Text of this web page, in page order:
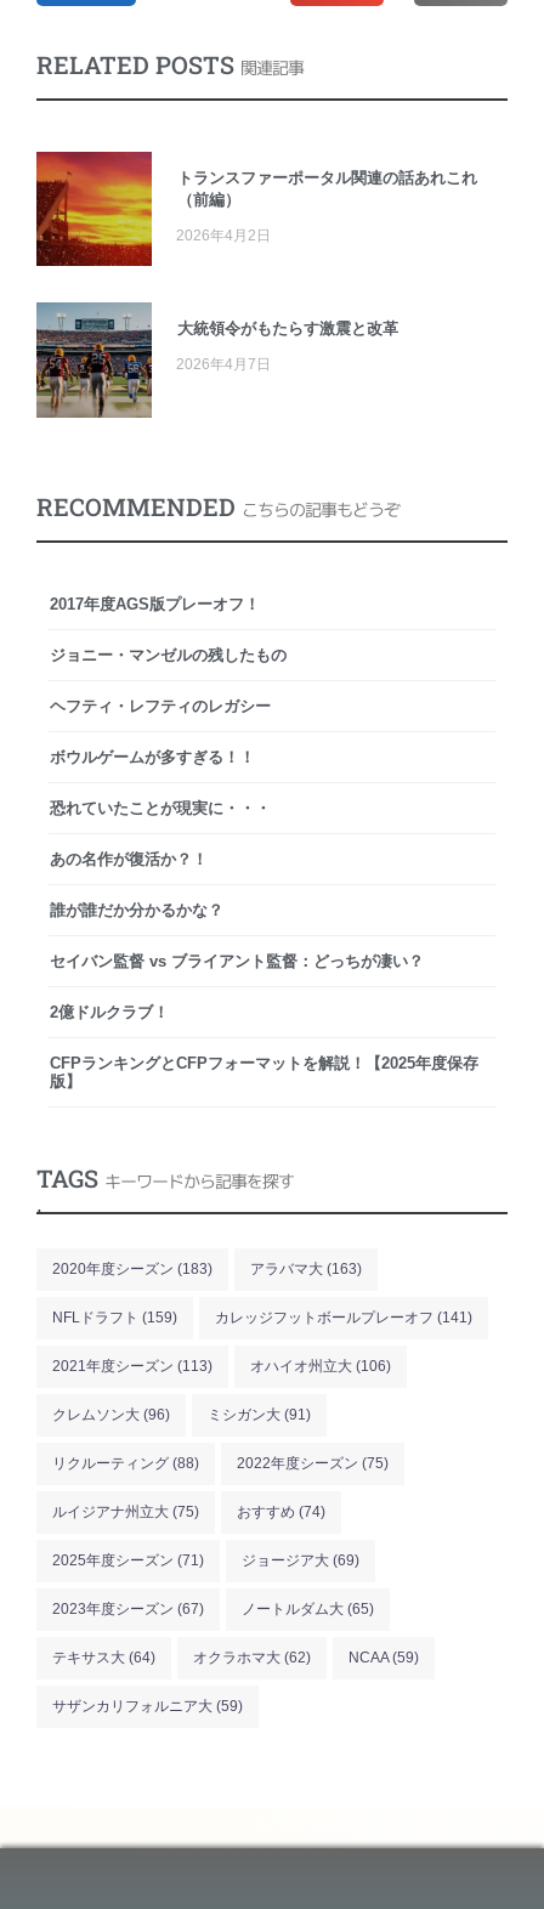
RELATED POSTS 関連記事
トランスファーポータル関連の話あれこれ
（前編）
2026年4月2日
大統領令がもたらす激震と改革
2026年4月7日
RECOMMENDED こちらの記事もどうぞ
2017年度AGS版プレーオフ！
ジョニー・マンゼルの残したもの
ヘフティ・レフティのレガシー
ボウルゲームが多すぎる！！
恐れていたことが現実に・・・
あの名作が復活か？！
誰が誰だか分かるかな？
セイバン監督 vs ブライアント監督：どっちが凄い？
2億ドルクラブ！
CFPランキングとCFPフォーマットを解説！【2025年度保存
版】
TAGS キーワードから記事を探す
.
2020年度シーズン (183) アラバマ大 (163)
NFLドラフト (159) カレッジフットボールプレーオフ (141)
2021年度シーズン (113) オハイオ州立大 (106)
クレムソン大 (96) ミシガン大 (91)
リクルーティング (88) 2022年度シーズン (75)
ルイジアナ州立大 (75) おすすめ (74)
2025年度シーズン (71) ジョージア大 (69)
2023年度シーズン (67) ノートルダム大 (65)
テキサス大 (64) オクラホマ大 (62) NCAA(59)
サザンカリフォルニア大 (59)